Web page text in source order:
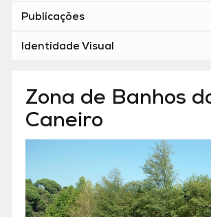
Publicações
Identidade Visual
Zona de Banhos
Caneiro